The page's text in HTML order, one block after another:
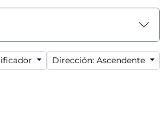
Dirección: Ascendente